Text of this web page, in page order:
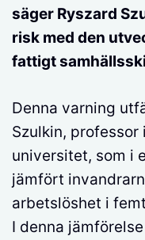
säger Ryszard
risk med den
fattigt
Denna varning
Szulkin,
universitet, som i
jämfört
arbetslöshet i
I denna